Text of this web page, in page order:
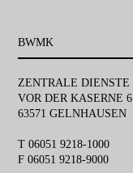
BWMK
ZENTRALE DIENSTE
VOR DER KASERNE 6
63571 GELNHAUSEN
T 06051 9218-1000
F 06051 9218-9000